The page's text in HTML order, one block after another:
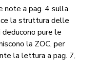
note a pag. 4 sulla
la struttura delle
pure le
la ZOC, per
la lettura a pag. 7,